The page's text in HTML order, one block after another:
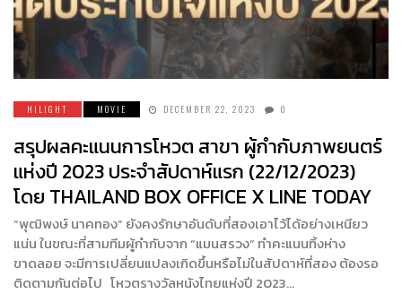
HILIGHT MOVIE DECEMBER 22, 2023 0
สรุปผลคะแนนการโหวต สาขา ผู้กำกับภาพยนตร์
แห่งปี 2023 ประจำสัปดาห์แรก (22/12/2023)
โดย THAILAND BOX OFFICE X LINE TODAY
“พุฒิพงษ์ นาคทอง” ยังคงรักษาอันดับที่สองเอาไว้ได้อย่างเหนียว
แน่น ในขณะที่สามทีมผู้กำกับจาก “แมนสรวง” ทำคะแนนทิ้งห่าง
ขาดลอย จะมีการเปลี่ยนแปลงเกิดขึ้นหรือไม่ในสัปดาห์ที่สอง ต้องรอ
ติดตามกันต่อไป โหวตรางวัลหนังไทยแห่งปี 2023…